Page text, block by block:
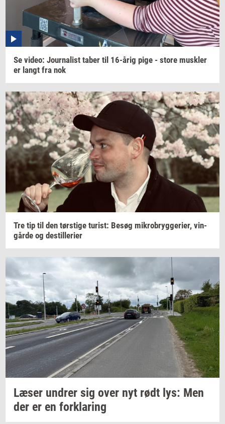
Se video: Jour­na­list taber til 16-årig pige - store mus­k­ler
er langt fra nok
Tre tip til den tørsti­ge turist: Besøg mi­kro­bryg­ge­ri­er, vin­
går­de og destil­le­ri­er
Læser un­drer sig over nyt rødt lys: Men
der er en for­kla­ring